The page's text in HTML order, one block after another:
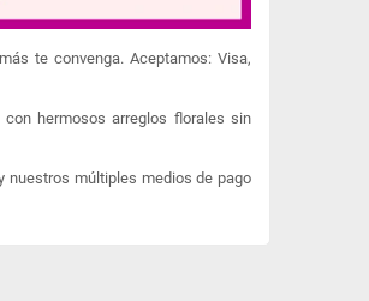
te convenga. Aceptamos: Visa,
hermosos arreglos florales sin
nuestros múltiples medios de pago